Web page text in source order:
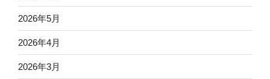
2026年5月
2026年4月
2026年3月